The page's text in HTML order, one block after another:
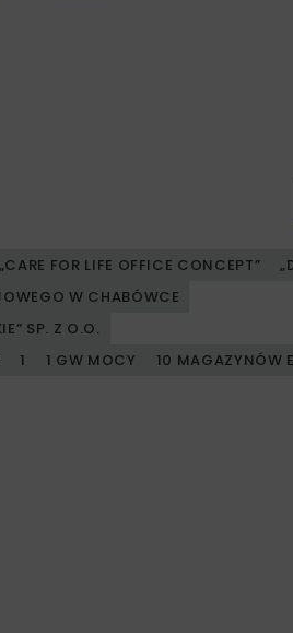
„CARE FOR LIFE OFFICE CONCEPT”
W CHABÓWCE
SP. Z O.O.
1 1 GW MOCY 10 MAGAZYNÓW